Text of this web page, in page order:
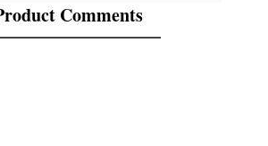
Comments